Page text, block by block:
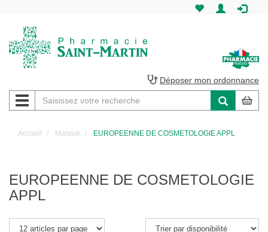
Martin
Pharmacie
Saint-
Amiens
Déposer mon ordonnance
Navigation
Accueil Marque EUROPEENNE DE COSMETOLOGIE APPL
EUROPEENNE DE COSMETOLOGIE
APPL